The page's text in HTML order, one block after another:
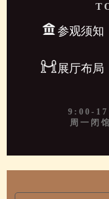
参观须知
展厅布局
9:00-
周一闭